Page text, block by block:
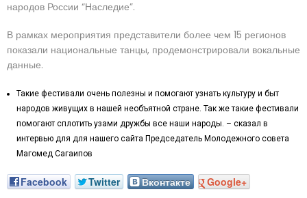
народов России “Наследие”.
В рамках мероприятия представители более чем 15 регионов
показали национальные танцы, продемонстрировали вокальные
данные.
Такие фестивали очень полезны и помогают узнать культуру и быт
народов живущих в нашей необъятной стране. Так же такие фестивали
помогают сплотить узами дружбы все наши народы. – сказал в
интервью для для нашего сайта Председатель Молодежного совета
Магомед Сагаипов
Facebook Twitter Вконтакте Google+